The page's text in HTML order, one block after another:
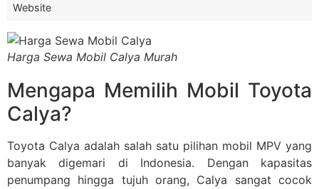
Website
Harga Sewa Mobil Calya Murah
Mengapa Memilih Mobil Toyota
Calya?
Toyota Calya adalah salah satu pilihan mobil MPV yang
banyak digemari di Indonesia. Dengan kapasitas
penumpang hingga tujuh orang, Calya sangat cocok